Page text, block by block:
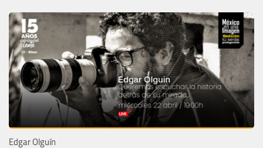
Edgar Olguín